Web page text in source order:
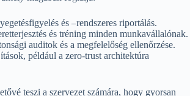
és –rendszeres riportálás.
és tréning minden munkavállalónak.
auditok és a megfelelőség ellenőrzése.
például a zero-trust architektúra
teszi a szervezet számára, hogy gyorsan